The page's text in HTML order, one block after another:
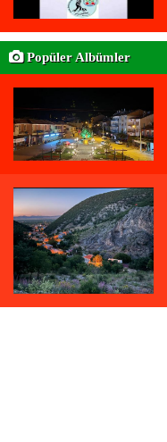
Popüler Albümler